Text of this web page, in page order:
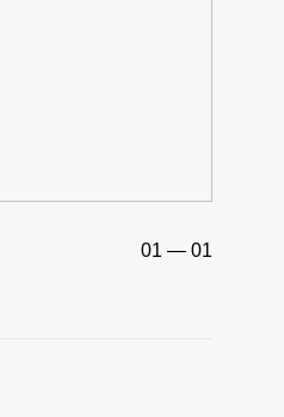
01 — 01